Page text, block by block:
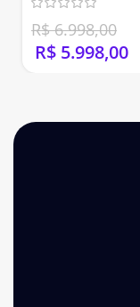
R$6.998,00
R$ 5.998,00